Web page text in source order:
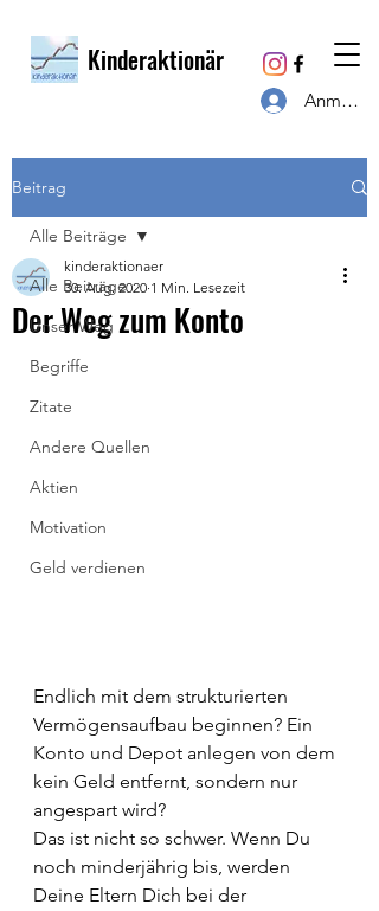
Kinderaktionär
Anmelden
Beitrag
Alle Beiträge
Unser Weg
Begriffe
Zitate
Andere Quellen
Aktien
Motivation
Geld verdienen
Alle Beiträge
Der Weg zum Konto
kinderaktionaer
30. Aug. 2020 1 Min. Lesezeit
Endlich mit dem strukturierten
Vermögensaufbau beginnen? Ein
Konto und Depot anlegen von dem
kein Geld entfernt, sondern nur
angespart wird?
Das ist nicht so schwer. Wenn Du
noch minderjährig bis, werden
Deine Eltern Dich bei der